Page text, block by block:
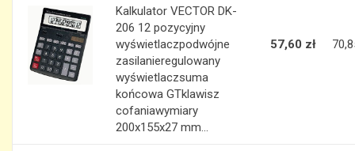
Kalkulator VECTOR DK-
206 12 pozycyjny
wyświetlaczpodwójne
zasilanieregulowany
wyświetlaczsuma
końcowa GTklawisz
cofaniawymiary
200x155x27 mm...
57,60 zł